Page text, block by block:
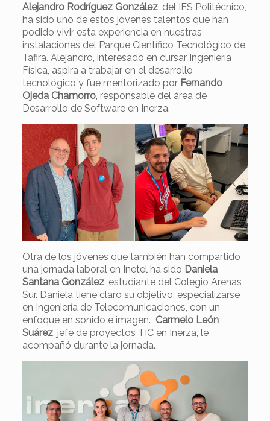
Alejandro Rodríguez González , del IES Politécnico,
ha sido uno de estos jóvenes talentos que han
podido vivir esta experiencia en nuestras
instalaciones del Parque Científico Tecnológico de
Tafira. Alejandro, interesado en cursar Ingeniería
Física, aspira a trabajar en el desarrollo
tecnológico y fue mentorizado por Fernando
Ojeda Chamorro , responsable del área de
Desarrollo de Software en Inerza.
Otra de los jóvenes que también han compartido
una jornada laboral en Inetel ha sido Daniela
Santana González, estudiante del Colegio Arenas
Sur. Daniela tiene claro su objetivo: especializarse
en Ingeniería de Telecomunicaciones, con un
enfoque en sonido e imagen. Carmelo León
Suárez, jefe de proyectos TIC en Inerza, le
acompañó durante la jornada.